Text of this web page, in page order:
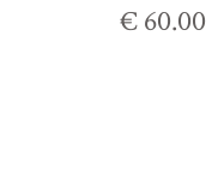
€ 60.00